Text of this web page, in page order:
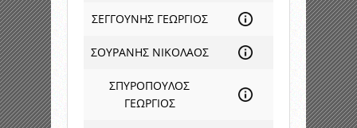
ΣΕΓΓΟΥΝΗΣ ΓΕΩΡΓΙΟΣ
ΣΟΥΡΑΝΗΣ ΝΙΚΟΛΑΟΣ
ΣΠΥΡΟΠΟΥΛΟΣ
ΓΕΩΡΓΙΟΣ